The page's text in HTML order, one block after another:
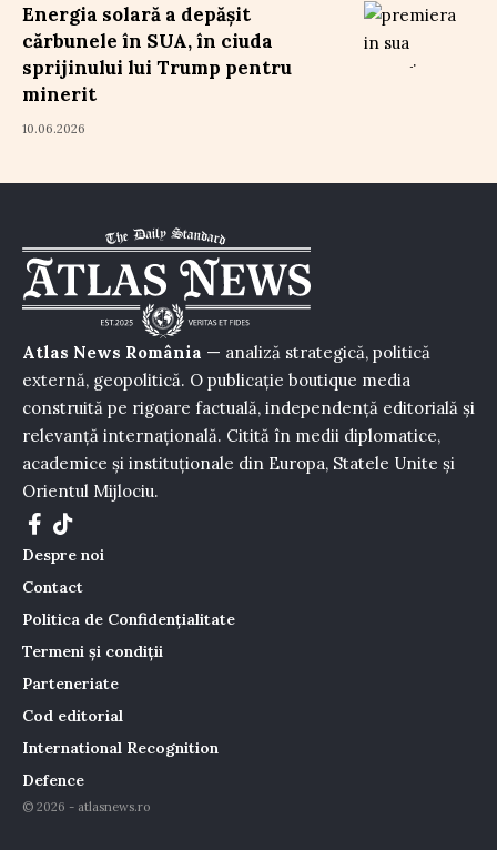
Energia solară a depășit
cărbunele în SUA, în ciuda
sprijinului lui Trump pentru
minerit
10.06.2026
Atlas News România — analiză strategică, politică
externă, geopolitică. O publicație boutique media
construită pe rigoare factuală, independență editorială și
relevanță internațională. Citită în medii diplomatice,
academice și instituționale din Europa, Statele Unite și
Orientul Mijlociu.
Despre noi
Contact
Politica de Confidențialitate
Termeni și condiții
Parteneriate
Cod editorial
International Recognition
Defence
© 2026 - atlasnews.ro